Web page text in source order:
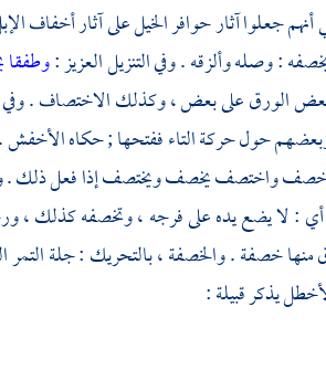
جعلوا آثار حوافر الخيل على آثار أخفاف
: وصله وألزقه . وفي التنزيل العزيز :وطفقا
بعض الورق على بعض ، وكذلك الاختصاف . وفي
حول حركة التاء ففتحها ; حكاهالأخفش.
: خصف واختصف يخصف ويختصف إذا فعل ذلك
أي : لا يضع يده على فرجه ، وتخصفه
خصفة . والخصفة ، بالتحريك : جلة
يذكر قبيلة :